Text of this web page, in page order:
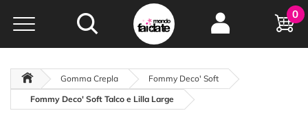
Hobby e
creatività...
oltre 15 anni online
0
Gomma Crepla
Fommy Deco' Soft
Fommy Deco' Soft Talco e Lilla Large